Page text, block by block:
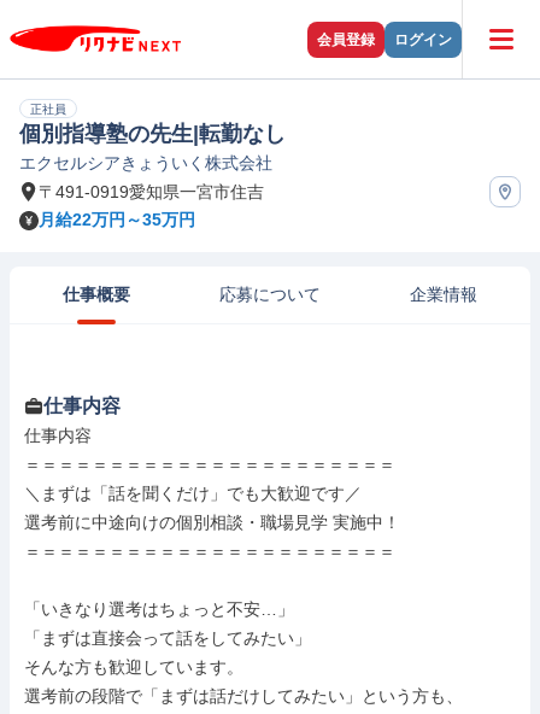
会員登録 ログイン
正社員
個別指導塾の先生|転勤なし
エクセルシアきょういく株式会社
〒491-0919愛知県一宮市住吉
月給22万円～35万円
仕事概要 応募について 企業情報
仕事内容
仕事内容
＝＝＝＝＝＝＝＝＝＝＝＝＝＝＝＝＝＝＝＝＝＝
＼まずは「話を聞くだけ」でも大歓迎です／
選考前に中途向けの個別相談・職場見学 実施中！
＝＝＝＝＝＝＝＝＝＝＝＝＝＝＝＝＝＝＝＝＝＝
「いきなり選考はちょっと不安…」
「まずは直接会って話をしてみたい」
そんな方も歓迎しています。
選考前の段階で「まずは話だけしてみたい」という方も、